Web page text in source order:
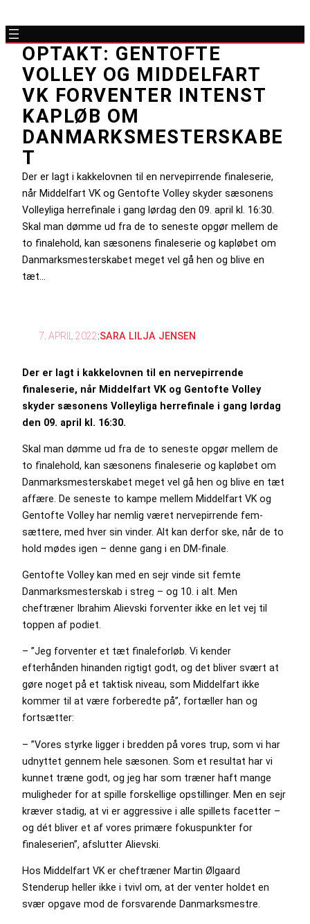
OPTAKT: GENTOFTE
VOLLEY OG MIDDELFART
VK FORVENTER INTENST
KAPLØB OM
DANMARKSMESTERSKABE
T
Der er lagt i kakkelovnen til en nervepirrende finaleserie,
når Middelfart VK og Gentofte Volley skyder sæsonens
Volleyliga herrefinale i gang lørdag den 09. april kl. 16:30.
Skal man dømme ud fra de to seneste opgør mellem de
to finalehold, kan sæsonens finaleserie og kapløbet om
Danmarksmesterskabet meget vel gå hen og blive en
tæt…
7. APRIL 2022:SARA LILJA JENSEN
Der er lagt i kakkelovnen til en nervepirrende
finaleserie, når Middelfart VK og Gentofte Volley
skyder sæsonens Volleyliga herrefinale i gang lørdag
den 09. april kl. 16:30.
Skal man dømme ud fra de to seneste opgør mellem de
to finalehold, kan sæsonens finaleserie og kapløbet om
Danmarksmesterskabet meget vel gå hen og blive en tæt
affære. De seneste to kampe mellem Middelfart VK og
Gentofte Volley har nemlig været nervepirrende fem-
sættere, med hver sin vinder. Alt kan derfor ske, når de to
hold mødes igen – denne gang i en DM-finale.
Gentofte Volley kan med en sejr vinde sit femte
Danmarksmesterskab i streg – og 10. i alt. Men
cheftræner Ibrahim Alievski forventer ikke en let vej til
toppen af podiet.
– ”Jeg forventer et tæt finaleforløb. Vi kender
efterhånden hinanden rigtigt godt, og det bliver svært at
gøre noget på et taktisk niveau, som Middelfart ikke
kommer til at være forberedte på”, fortæller han og
fortsætter:
– ”Vores styrke ligger i bredden på vores trup, som vi har
udnyttet gennem hele sæsonen. Som et resultat har vi
kunnet træne godt, og jeg har som træner haft mange
muligheder for at spille forskellige opstillinger. Men en sejr
kræver stadig, at vi er aggressive i alle spillets facetter –
og dét bliver et af vores primære fokuspunkter for
finaleserien”, afslutter Alievski.
Hos Middelfart VK er cheftræner Martin Ølgaard
Stenderup heller ikke i tvivl om, at der venter holdet en
svær opgave mod de forsvarende Danmarksmestre.